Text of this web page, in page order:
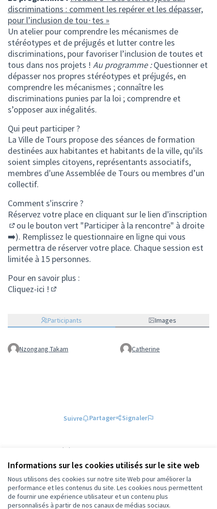
Informations sur les cookies utilisés sur le site web
Nous utilisons des cookies sur notre site Web pour améliorer la
performance et les contenus du site. Les cookies nous permettent
de fournir une expérience utilisateur et un contenu plus
personnalisés à partir de nos canaux de médias sociaux.
discriminations : comment les repérer et les dépasser,
pour l’inclusion de tou∙tes »
Un atelier pour comprendre les mécanismes de
stéréotypes et de préjugés et lutter contre les
discriminations, pour favoriser l’inclusion de toutes et
tous dans nos projets ! Au programme :Questionner et
dépasser nos propres stéréotypes et préjugés, en
comprendre les mécanismes ; connaître les
discriminations punies par la loi ; comprendre et
s’opposer aux inégalités.
Qui peut participer ?
La Ville de Tours propose des séances de formation
destinées aux habitantes et habitants de la ville, qu’ils
soient simples citoyens, représentants associatifs,
membres d'une Assemblée de Tours ou membres d’un
collectif.
Comment s'inscrire ?
Réservez votre place en cliquant sur le lien d'inscription
(S'ouvre dans un nouvel onglet)
ou le bouton vert "Participer à la rencontre" à droite
➡️). Remplissez le questionnaire en ligne qui vous
permettra de réserver votre place. Chaque session est
limitée à 15 personnes.
Pour en savoir plus :
Cliquez-ici !
Participants Images
Nzongang Takam Catherine
Suivre Partager Signaler
Référence : tours-MEET-2025-11-725
voir les autres versions
Ajouter au calendrier
Conditions d'utilisation
Paramètres des cookies